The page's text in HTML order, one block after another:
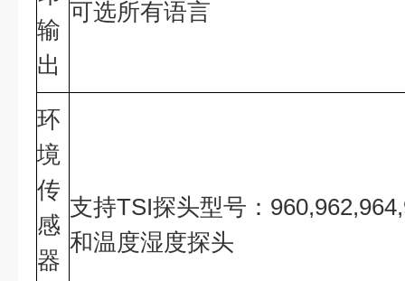
输
出
可选所有语言
环
境
传
感
器
支持TSI探头型号：
和温度湿度探头